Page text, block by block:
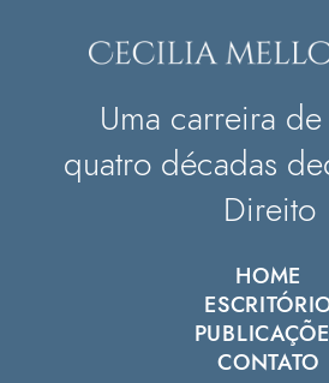
Uma carreira
quatro décadas
Direito
HOME
CONTATO